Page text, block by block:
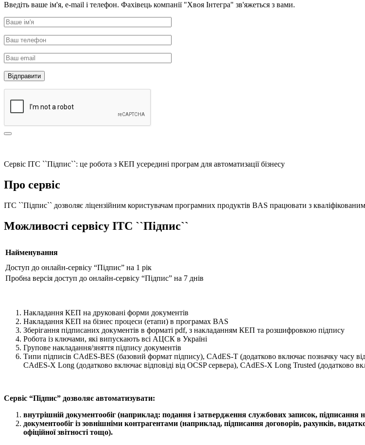
Введіть ваше ім'я, e-mail і телефон. Фахівець компанії "Хвоя Інтегра" зв'яжеться з вами.
Сервіс ІТС ``Підпис``: це робота з КЕП усередині програм для автоматизації бізнесу
Про сервіс
ІТС ``Підпис`` дозволяє ліцензійним користувачам програмних продуктів BAS працювати з
Можливості сервісу ІТС ``Підпис``
Найменування
Доступ до онлайн-сервісу “Підпис” на 1 рік
Пробна версія доступ до онлайн-сервісу “Підпис” на 7 днів
Накладання КЕП на друковані форми документів
Накладання КЕП на бізнес процеси (етапи) в програмах BAS
Зберігання підписаних документів в форматі pdf, з накладанням КЕП та розшифровкою підпису
Робота із ключами, які випускають всі АЦСК в Україні
Групове накладання/зняття підпису документів
Типи підписів CAdES-BES (базовий формат підпису), CAdES-T (додатково включає позначку часу
CAdES-X Long (додатково включає відповіді від OCSP сервера), CAdES-X Long Trusted (додатково
Сервіс “Підпис” дозволяє автоматизувати:
внутрішній документообіг (наприклад: подання і затвердження службових записок, підписання
документообіг із зовнішніми контрагентами (наприклад, підписання договорів, рахунків,
офіційної звітності тощо).